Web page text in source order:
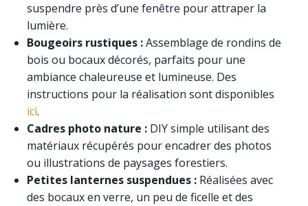
suspendre près d’une fenêtre pour attraper la
lumière.
Bougeoirs rustiques :Assemblage de rondins de
bois ou bocaux décorés, parfaits pour une
ambiance chaleureuse et lumineuse. Des
instructions pour la réalisation sont disponibles
ici.
Cadres photo nature : DIY simple utilisant des
matériaux récupérés pour encadrer des photos
ou illustrations de paysages forestiers.
Petites lanternes suspendues : Réalisées avec
des bocaux en verre, un peu de ficelle et des